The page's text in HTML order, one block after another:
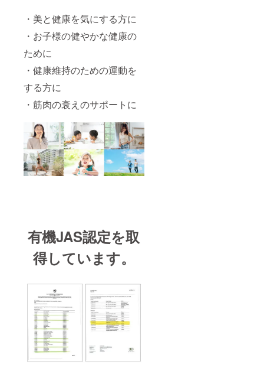
・美と健康を気にする方に
・お子様の健やかな健康の
ために
・健康維持のための運動を
する方に
・筋肉の衰えのサポートに
有機JAS認定を取
得しています。